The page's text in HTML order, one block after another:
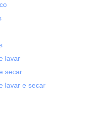
lavar
secar
lavar e secar